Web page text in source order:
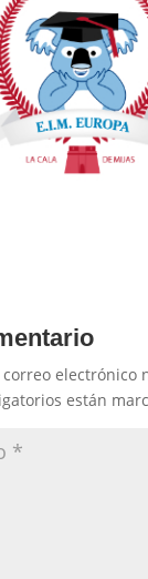
electrónico
están